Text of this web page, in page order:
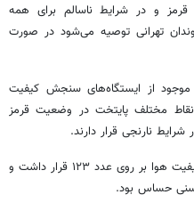
قرمز و در شرایط ناسالم برای همه
تهرانی توصیه می‌شود در صورت
موجود از ایستگاه‌های سنجش کیفیت
۱۵ ایستگاه در نقاط مختلف پایتخت در وضعیت قرمز
نارنجی قرار دارند.
همچنین طی ۲۴ ساعت گذشته شاخص کیفیت هوا بر روی عدد ۱۲۳ قرار داشت و
سنی حساس بود.